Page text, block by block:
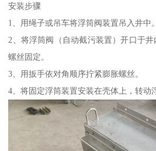
安装步骤
1、用绳子或吊车将浮筒阀装置吊入井中。
2、将浮筒阀（自动截污装置）开口于
螺丝固定。
3、用扳手依对角顺序拧紧膨胀螺丝。
4、将固定浮筒装置安装在壳体上，转动